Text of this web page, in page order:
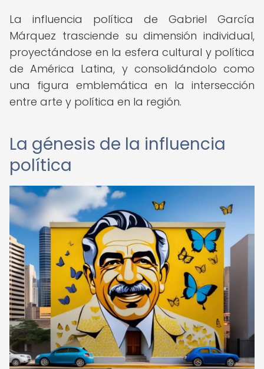
La influencia política de Gabriel García
Márquez trasciende su dimensión individual,
proyectándose en la esfera cultural y política
de América Latina, y consolidándolo como
una figura emblemática en la intersección
entre arte y política en la región.
La génesis de la influencia
política